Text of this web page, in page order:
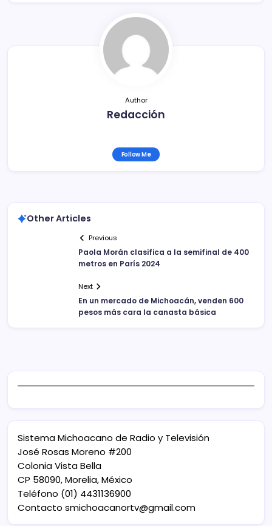
ar
tir
Author
Redacción
Follow Me
Other Articles
Previous
Paola Morán clasifica a la semifinal de 400
metros en París 2024
Next
En un mercado de Michoacán, venden 600
pesos más cara la canasta básica
Sistema Michoacano de Radio y Televisión
José Rosas Moreno #200
Colonia Vista Bella
CP 58090, Morelia, México
Teléfono (01) 4431136900
Contacto smichoacanortv@gmail.com